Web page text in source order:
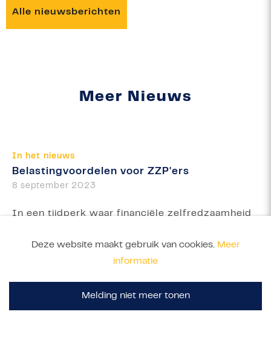
Deze website maakt gebruik van cookies. Meer
informatie
Melding niet meer tonen
Alle nieuwsberichten
Meer Nieuws
In het nieuws
Belastingvoordelen voor ZZP'ers
8 september 2023
In een tijdperk waar financiële zelfredzaamheid
is het cruciaal voor ZZP'ers om vertrouwd te...
Meer informatie